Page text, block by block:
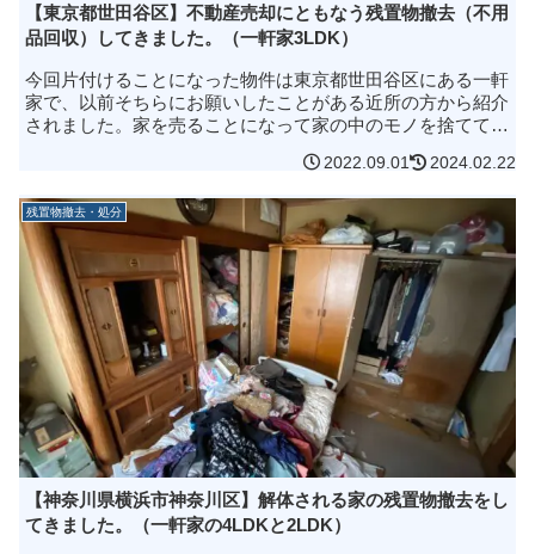
【東京都世田谷区】不動産売却にともなう残置物撤去（不用
品回収）してきました。（一軒家3LDK）
今回片付けることになった物件は東京都世田谷区にある一軒
家で、以前そちらにお願いしたことがある近所の方から紹介
されました。家を売ることになって家の中のモノを捨ててほ
しいのですが…と、お電話にてお問い合わせをいただきまし
2022.09.01 2024.02.22
残置物撤去・処分
【神奈川県横浜市神奈川区】解体される家の残置物撤去をし
てきました。（一軒家の4LDKと2LDK）